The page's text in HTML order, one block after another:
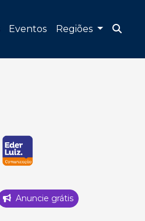
Eventos Regiões
Anuncie grátis